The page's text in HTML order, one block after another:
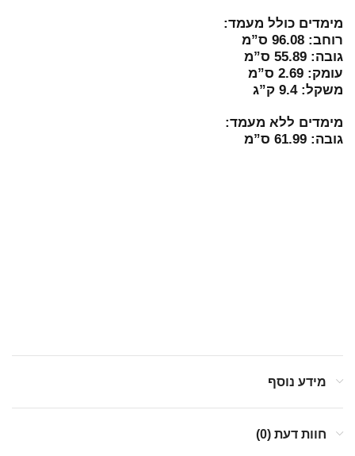
מימדים כולל מעמד:
רוחב: 96.08 ס”מ
גובה: 55.89 ס”מ
עומק: 2.69 ס”מ
משקל: 9.4 ק”ג
מימדים ללא מעמד:
גובה: 61.99 ס”מ
מידע נוסף
חוות דעת (0)